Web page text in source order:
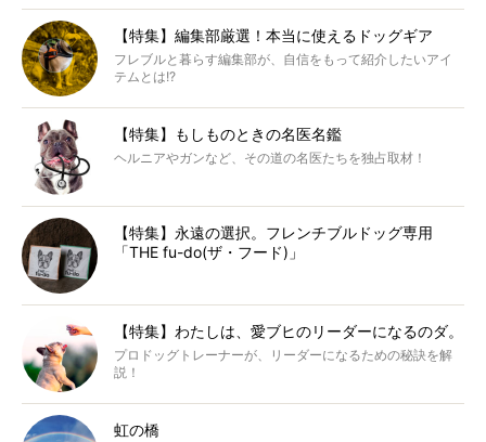
【特集】編集部厳選！本当に使えるドッグギア
フレブルと暮らす編集部が、自信をもって紹介したいアイ
テムとは!?
【特集】もしものときの名医名鑑
ヘルニアやガンなど、その道の名医たちを独占取材！
【特集】永遠の選択。フレンチブルドッグ専用
「THE fu-do(ザ・フード)」
【特集】わたしは、愛ブヒのリーダーになるのダ。
プロドッグトレーナーが、リーダーになるための秘訣を解
説！
虹の橋